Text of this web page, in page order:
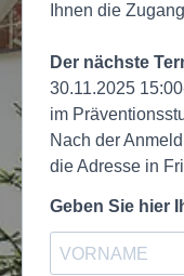
Ihnen die
Der nächste
30.11.2025
im
Nach der
die Adresse in
Geben Sie hier